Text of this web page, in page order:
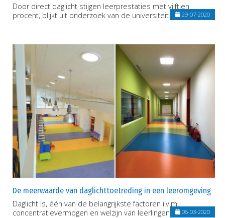
Door direct daglicht stijgen leerprestaties met vijftien
procent, blijkt uit onderzoek van de universiteit Twente.29-07-2020
De meerwaarde van daglichttoetreding in een leeromgeving
Daglicht is, één van de belangrijkste factoren i.v.m.
concentratievermogen en welzijn van leerlingen.
06-03-2020